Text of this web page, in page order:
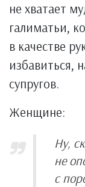
не хватает
галиматьи,
в качестве
избавиться,
супругов.
Женщине:
Ну,
не
с